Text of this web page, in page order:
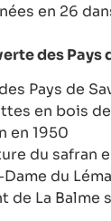
en 26
des Pays
Pays de
en bois
en 1950
du safran
du
de La Balme